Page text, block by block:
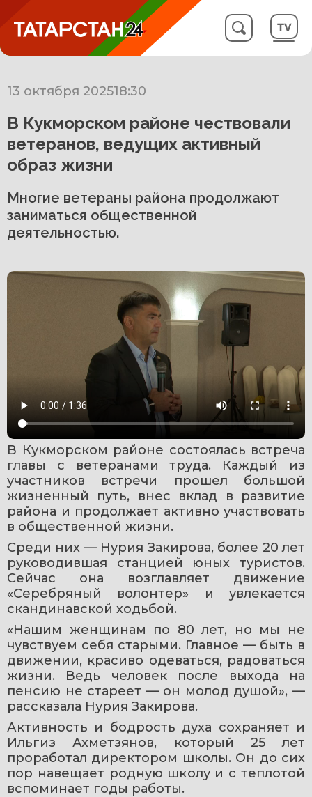
13 октября 202518:30
В Кукморском районе чествовали
ветеранов, ведущих активный
образ жизни
Многие ветераны района продолжают
заниматься общественной
деятельностью.
В Кукморском районе состоялась встреча
главы с ветеранами труда. Каждый из
участников встречи прошел большой
жизненный путь, внес вклад в развитие
района и продолжает активно участвовать
в общественной жизни.
Среди них — Нурия Закирова, более 20 лет
руководившая станцией юных туристов.
Сейчас она возглавляет движение
«Серебряный волонтер» и увлекается
скандинавской ходьбой.
«Нашим женщинам по 80 лет, но мы не
чувствуем себя старыми. Главное — быть в
движении, красиво одеваться, радоваться
жизни. Ведь человек после выхода на
пенсию не стареет — он молод душой», —
рассказала Нурия Закирова.
Активность и бодрость духа сохраняет и
Ильгиз Ахметзянов, который 25 лет
проработал директором школы. Он до сих
пор навещает родную школу и с теплотой
вспоминает годы работы.